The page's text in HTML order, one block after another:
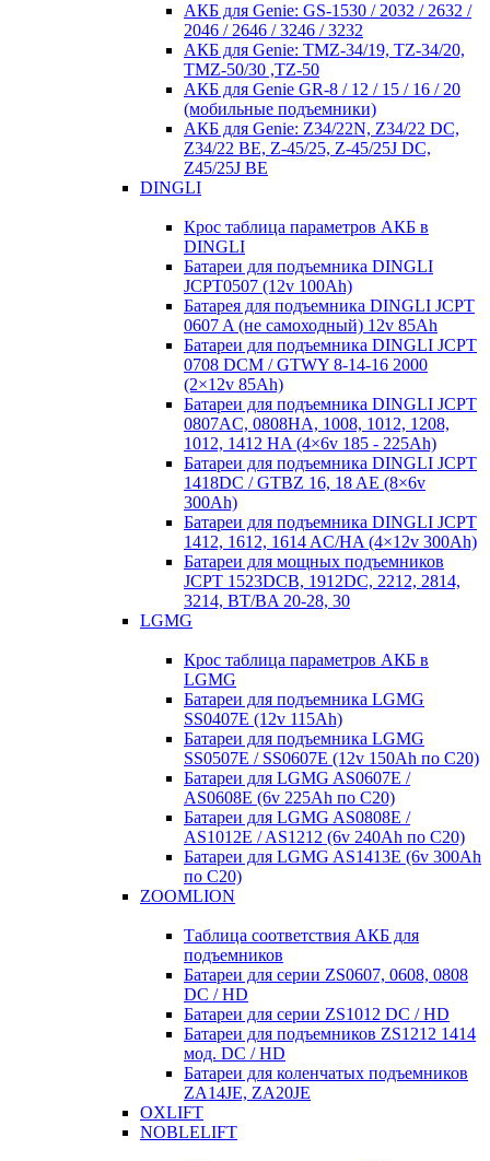
АКБ для Genie: GS-1530 / 2032 / 2632 /
2046 / 2646 / 3246 / 3232
АКБ для Genie: TMZ-34/19, TZ-34/20,
TMZ-50/30 ,TZ-50
АКБ для Genie GR-8 / 12 / 15 / 16 / 20
(мобильные подъемники)
АКБ для Genie: Z34/22N, Z34/22 DC,
Z34/22 BE, Z-45/25, Z-45/25J DC,
Z45/25J BE
DINGLI
Крос таблица параметров АКБ в
DINGLI
Батареи для подъемника DINGLI
JCPT0507 (12v 100Ah)
Батарея для подъемника DINGLI JCPT
0607 A (не самоходный) 12v 85Ah
Батареи для подъемника DINGLI JCPT
0708 DCM / GTWY 8-14-16 2000
(2×12v 85Ah)
Батареи для подъемника DINGLI JCPT
0807AC, 0808HA, 1008, 1012, 1208,
1012, 1412 HA (4×6v 185 - 225Ah)
Батареи для подъемника DINGLI JCPT
1418DC / GTBZ 16, 18 AE (8×6v
300Ah)
Батареи для подъемника DINGLI JCPT
1412, 1612, 1614 AC/HA (4×12v 300Ah)
Батареи для мощных подъемников
JCPT 1523DCB, 1912DC, 2212, 2814,
3214, BT/BA 20-28, 30
LGMG
Крос таблица параметров АКБ в
LGMG
Батареи для подъемника LGMG
SS0407E (12v 115Ah)
Батареи для подъемника LGMG
SS0507E / SS0607E (12v 150Ah по С20)
Батареи для LGMG AS0607E /
AS0608E (6v 225Ah по С20)
Батареи для LGMG AS0808E /
AS1012E / AS1212 (6v 240Ah по С20)
Батареи для LGMG AS1413E (6v 300Ah
по С20)
ZOOMLION
Таблица соответствия АКБ для
подъемников
Батареи для серии ZS0607, 0608, 0808
DC / HD
Батареи для серии ZS1012 DC / HD
Батареи для подъемников ZS1212 1414
мод. DC / HD
Батареи для коленчатых подъемников
ZA14JE, ZA20JE
OXLIFT
NOBLELIFT